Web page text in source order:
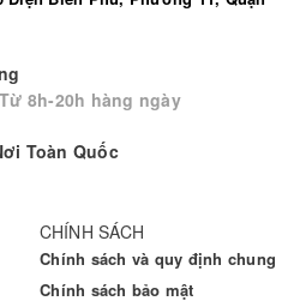
60, 90 ngày Có
không hoạt động
< 85% RH
( Máy); 4ºC ~ 40ºC (Que)
CHÍNH SÁCH
Chính sách và quy định chung
Chính sách bảo mật
8h-20h hàng ngày
Toàn Quốc